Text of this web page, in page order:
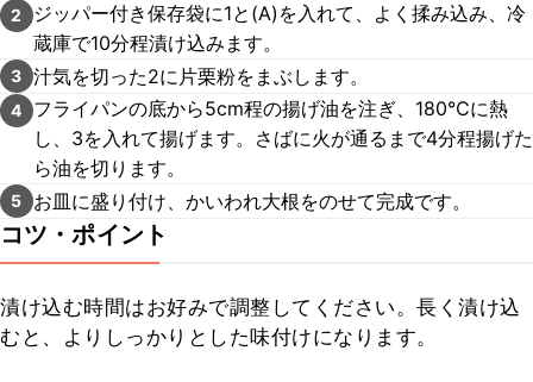
2
ジッパー付き保存袋に1と(A)を入れて、よく揉み込み、冷
蔵庫で10分程漬け込みます。
3 汁気を切った2に片栗粉をまぶします。
4
フライパンの底から5cm程の揚げ油を注ぎ、180℃に熱
し、3を入れて揚げます。さばに火が通るまで4分程揚げた
ら油を切ります。
5 お皿に盛り付け、かいわれ大根をのせて完成です。
コツ・ポイント
漬け込む時間はお好みで調整してください。長く漬け込
むと、よりしっかりとした味付けになります。